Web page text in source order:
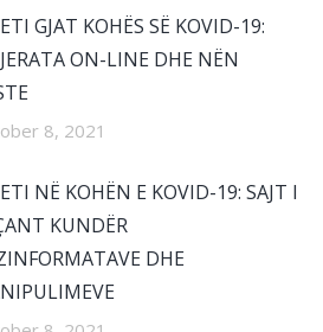
GJAT KOHËS SË KOVID-19:
ON-LINE DHE NËN
8, 2021
NË KOHËN E KOVID-19: SAJT I
KUNDËR
DHE